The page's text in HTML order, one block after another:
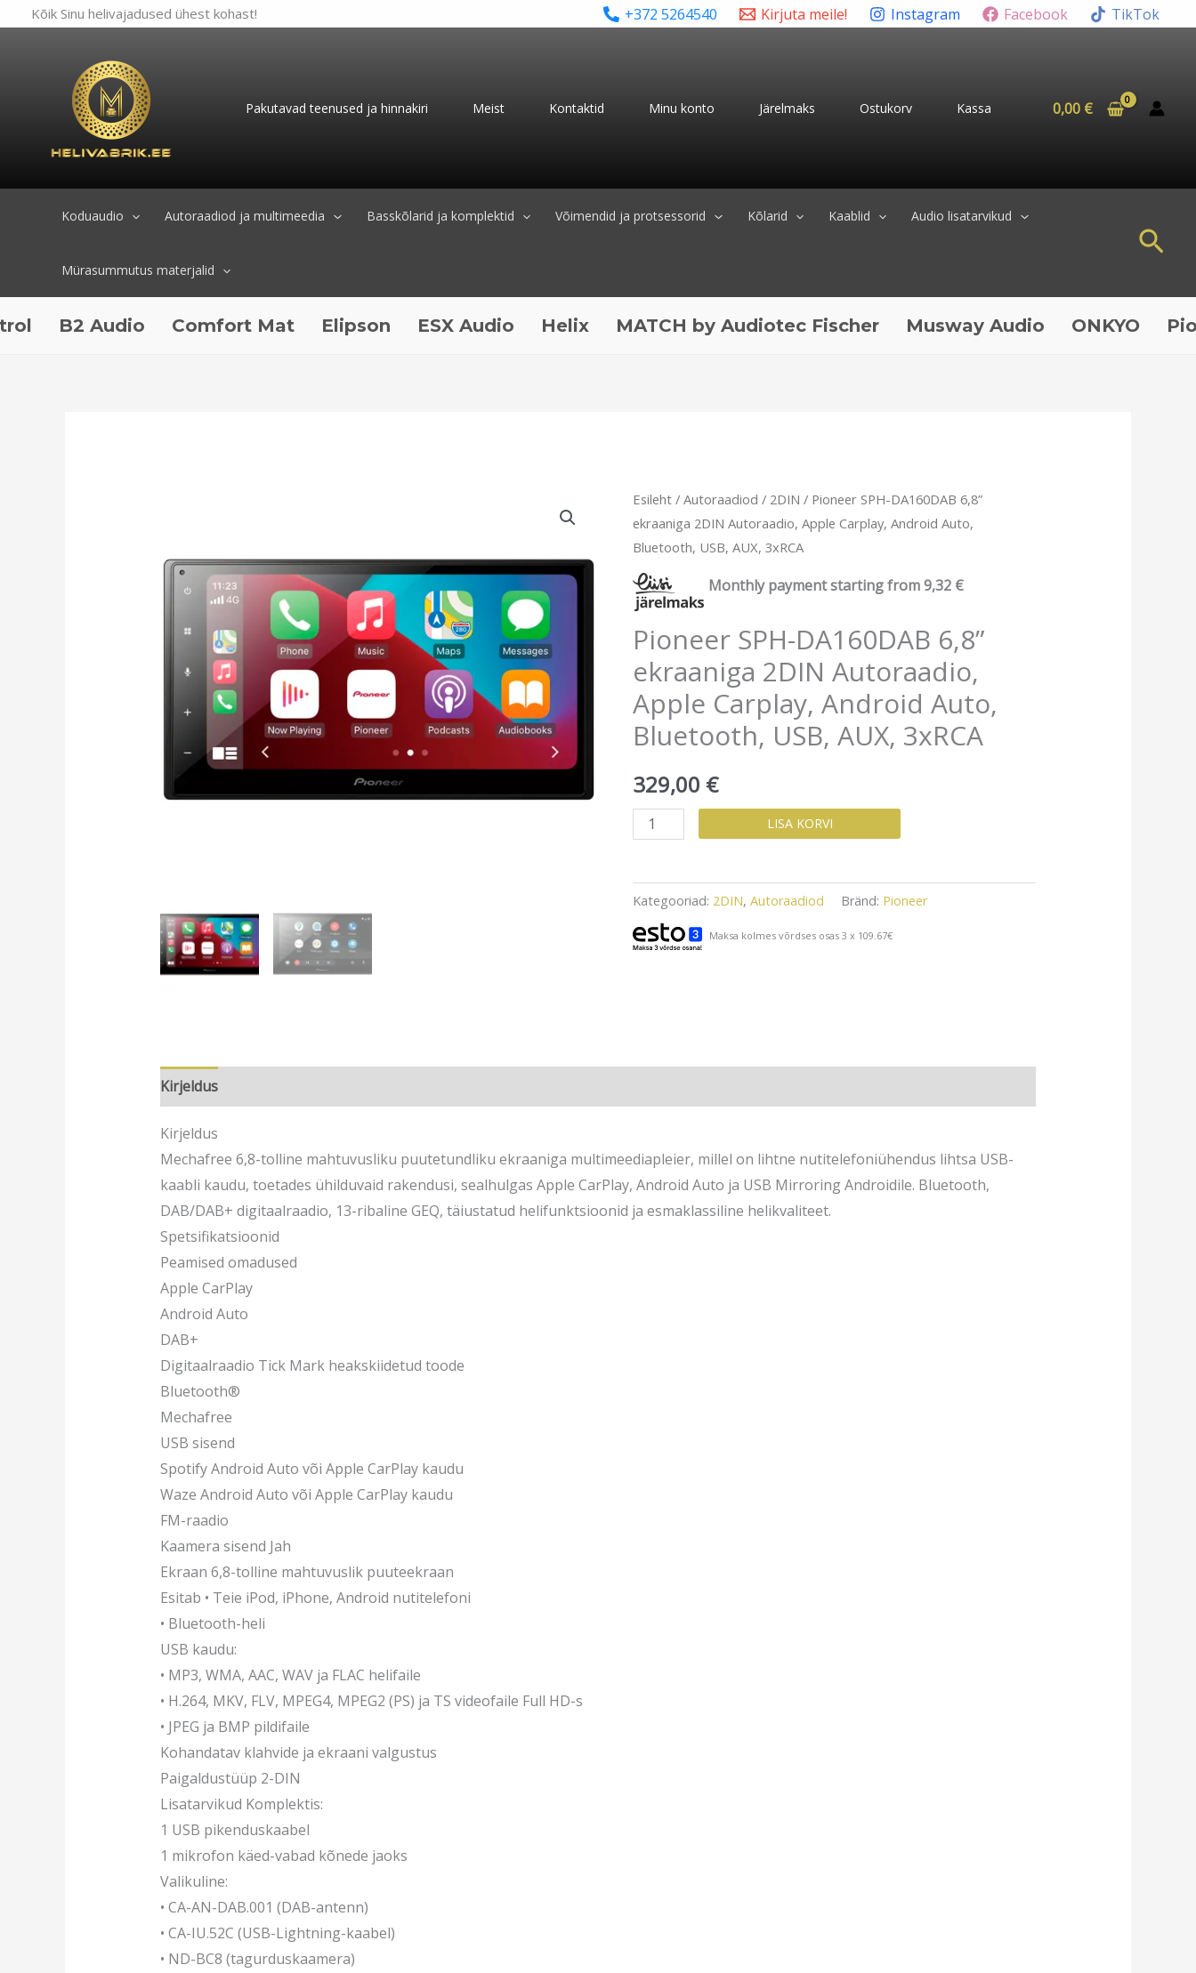
Kõik Sinu helivajadused ühest kohast! +372 5264540 Kirjuta meile! Instagram Facebook TikTok
Pakutavad teenused ja hinnakiri Meist Kontaktid Minu konto Järelmaks Ostukorv Kassa 0,00 €
Koduaudio Autoraadiod ja multimeedia Basskõlarid ja komplektid Võimendid ja protsessorid Kõlarid Kaablid Audio lisatarvikud
Mürasummutus materjalid
Audio Comfort Mat Elipson ESX Audio Helix MATCH by Audiotec Fischer Musway Audio ONKYO Pioneer
Esileht /Autoraadiod / 2DIN / Pioneer SPH-DA160DAB 6,8”
ekraaniga 2DIN Autoraadio, Apple Carplay, Android Auto,
Bluetooth, USB, AUX, 3xRCA
Monthly payment starting from9,32 €
Pioneer SPH-DA160DAB 6,8”
ekraaniga 2DIN Autoraadio,
Apple Carplay, Android Auto,
Bluetooth, USB, AUX, 3xRCA
329,00 €
Pioneer
SPH-
6,8''
ekraaniga
2DIN
Bluetooth,
AUX,
3xRCA
kogus
LISA KORVI
Kategooriad: 2DIN,Autoraadiod Bränd: Pioneer
Maksa kolmes võrdses osas 3 x 109.67€
Kirjeldus
Kirjeldus
Mechafree 6,8-tolline mahtuvusliku puutetundliku ekraaniga multimeediapleier, millel on lihtne nutitelefoniühendus lihtsa USB-
kaabli kaudu, toetades ühilduvaid rakendusi, sealhulgas Apple CarPlay, Android Auto ja USB Mirroring Androidile. Bluetooth,
DAB/DAB+ digitaalraadio, 13-ribaline GEQ, täiustatud helifunktsioonid ja esmaklassiline helikvaliteet.
Spetsifikatsioonid
Peamised omadused
Apple CarPlay
Android Auto
DAB+
Digitaalraadio Tick Mark heakskiidetud toode
Bluetooth®
Mechafree
USB sisend
Spotify Android Auto või Apple CarPlay kaudu
Waze Android Auto või Apple CarPlay kaudu
FM-raadio
Kaamera sisend Jah
Ekraan 6,8-tolline mahtuvuslik puuteekraan
Esitab • Teie iPod, iPhone, Android nutitelefoni
• Bluetooth-heli
USB kaudu:
• MP3, WMA, AAC, WAV ja FLAC helifaile
• H.264, MKV, FLV, MPEG4, MPEG2 (PS) ja TS videofaile Full HD-s
• JPEG ja BMP pildifaile
Kohandatav klahvide ja ekraani valgustus
Paigaldustüüp 2-DIN
Lisatarvikud Komplektis:
1 USB pikenduskaabel
1 mikrofon käed-vabad kõnede jaoks
Valikuline:
• CA-AN-DAB.001 (DAB-antenn)
• CA-IU.52C (USB-Lightning-kaabel)
• ND-BC8 (tagurduskaamera)